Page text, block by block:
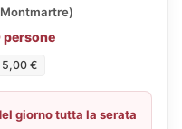
persone
5,00 €
giorno tutta la serata